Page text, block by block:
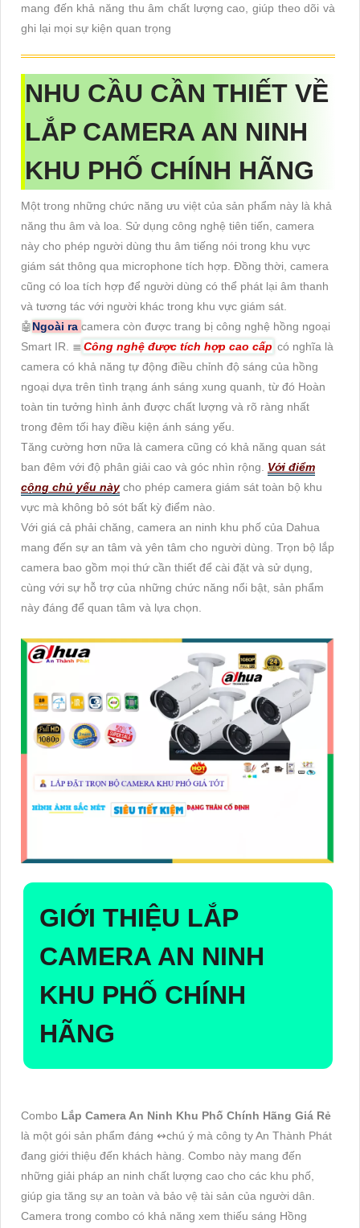
mang đến khả năng thu âm chất lượng cao, giúp theo dõi và
ghi lại mọi sự kiện quan trọng
NHU CẦU CẦN THIẾT VỀ
LẮP CAMERA AN NINH
KHU PHỐ CHÍNH HÃNG
Một trong những chức năng ưu việt của sản phẩm này là khả
năng thu âm và loa. Sử dụng công nghệ tiên tiến, camera
này cho phép người dùng thu âm tiếng nói trong khu vực
giám sát thông qua microphone tích hợp. Đồng thời, camera
cũng có loa tích hợp để người dùng có thể phát lại âm thanh
và tương tác với người khác trong khu vực giám sát.
🤖️Ngoài ra camera còn được trang bị công nghệ hồng ngoại
Smart IR. ≣Công nghệ được tích hợp cao cấp có nghĩa là
camera có khả năng tự động điều chỉnh độ sáng của hồng
ngoại dựa trên tình trạng ánh sáng xung quanh, từ đó Hoàn
toàn tin tưởng hình ảnh được chất lượng và rõ ràng nhất
trong đêm tối hay điều kiện ánh sáng yếu.
Tăng cường hơn nữa là camera cũng có khả năng quan sát
ban đêm với độ phân giải cao và góc nhìn rộng. Với điểm
cộng chủ yếu nàycho phép camera giám sát toàn bộ khu
vực mà không bỏ sót bất kỳ điểm nào.
Với giá cả phải chăng, camera an ninh khu phố của Dahua
mang đến sự an tâm và yên tâm cho người dùng. Trọn bộ lắp
camera bao gồm mọi thứ cần thiết để cài đặt và sử dụng,
cùng với sự hỗ trợ của những chức năng nổi bật, sản phẩm
này đáng để quan tâm và lựa chọn.
GIỚI THIỆU LẮP
CAMERA AN NINH
KHU PHỐ CHÍNH
HÃNG
Combo Lắp Camera An Ninh Khu Phố Chính Hãng Giá Rẻ
là một gói sản phẩm đáng ↭chú ý mà công ty An Thành Phát
đang giới thiệu đến khách hàng. Combo này mang đến
những giải pháp an ninh chất lượng cao cho các khu phố,
giúp gia tăng sự an toàn và bảo vệ tài sản của người dân.
Camera trong combo có khả năng xem thiếu sáng Hồng